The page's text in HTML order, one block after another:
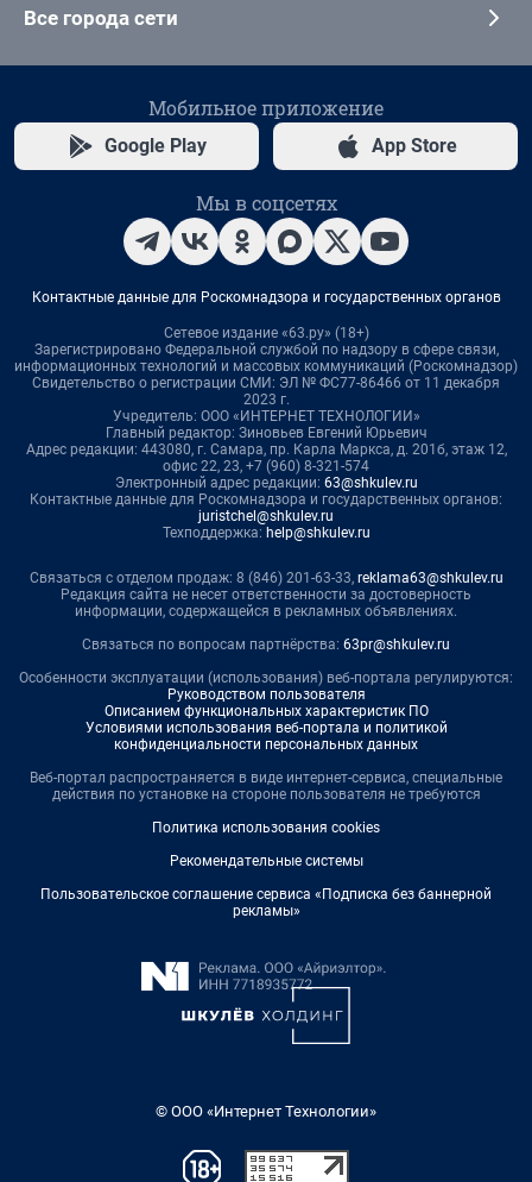
Все города сети
Мобильное приложение
Google Play App Store
Мы в соцсетях
Контактные данные для Роскомнадзора и государственных органов
Сетевое издание «63.ру» (18+)
Зарегистрировано Федеральной службой по надзору в сфере связи,
информационных технологий и массовых коммуникаций (Роскомнадзор)
Свидетельство о регистрации СМИ: ЭЛ № ФС77-86466 от 11 декабря
2023 г.
Учредитель: ООО «ИНТЕРНЕТ ТЕХНОЛОГИИ»
Главный редактор: Зиновьев Евгений Юрьевич
Адрес редакции: 443080, г. Самара, пр. Карла Маркса, д. 201б, этаж 12,
офис 22, 23, +7 (960) 8-321-574
Электронный адрес редакции: 63@shkulev.ru
Контактные данные для Роскомнадзора и государственных органов:
juristchel@shkulev.ru
Техподдержка: help@shkulev.ru
Связаться с отделом продаж: 8 (846) 201-63-33, reklama63@shkulev.ru
Редакция сайта не несет ответственности за достоверность
информации, содержащейся в рекламных объявлениях.
Связаться по вопросам партнёрства: 63pr@shkulev.ru
Особенности эксплуатации (использования) веб-портала регулируются:
Руководством пользователя
Описанием функциональных характеристик ПО
Условиями использования веб-портала и политикой
конфиденциальности персональных данных
Веб-портал распространяется в виде интернет-сервиса, специальные
действия по установке на стороне пользователя не требуются
Политика использования cookies
Рекомендательные системы
Пользовательское соглашение сервиса «Подписка без баннерной
рекламы»
© ООО «Интернет Технологии»